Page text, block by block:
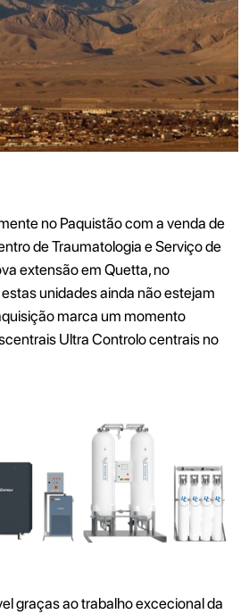
no Paquistão com a venda de
de Traumatologia e Serviço de
extensão em Quetta, no
unidades ainda não estejam
marca um momento
Ultra Controlo centrais no
graças ao trabalho excecional da